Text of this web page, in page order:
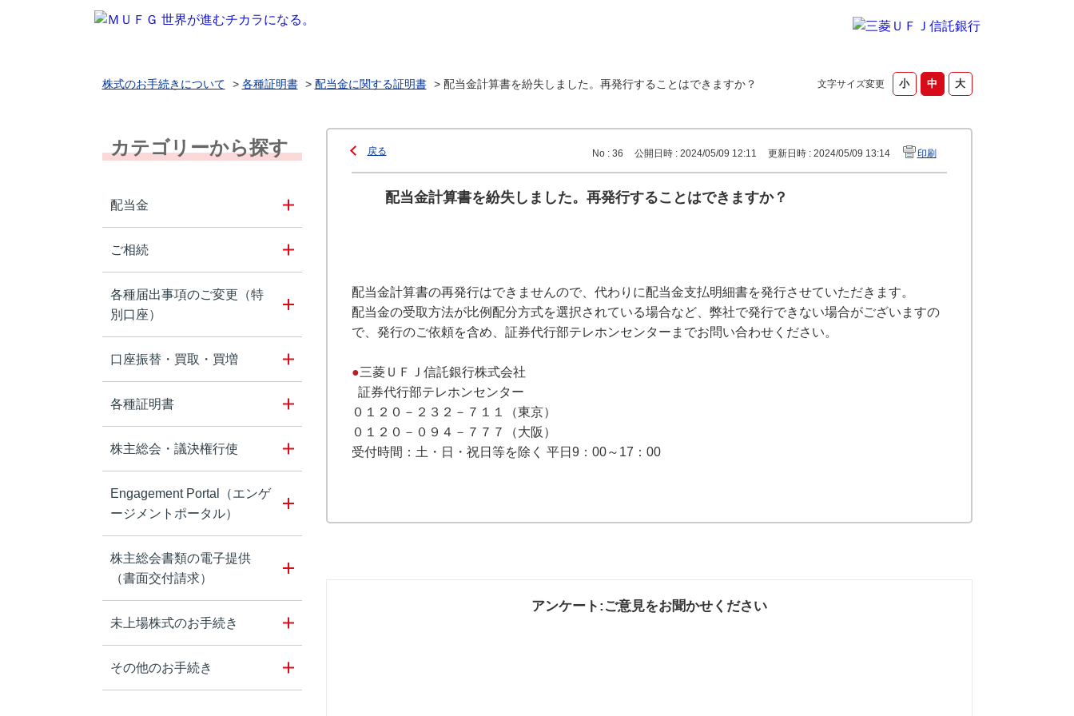
文字サイズ変更
株式のお手続きについて > 各種証明書 > 配当金に関する証明書 > 配当金計算書を紛失しました。再発行することはできますか？
カテゴリーから探す
配当金
ご相続
各種届出事項のご変更（特
別口座）
口座振替・買取・買増
各種証明書
株主総会・議決権行使
Engagement Portal（エンゲ
ージメントポータル）
株主総会書類の電子提供
（書面交付請求）
未上場株式のお手続き
その他のお手続き
戻る No : 36 公開日時 : 2024/05/09 12:11 更新日時 : 2024/05/09 13:14 印刷
配当金計算書を紛失しました。再発行することはできますか？
配当金計算書の再発行はできませんので、代わりに配当金支払明細書を発行させていただきます。
配当金の受取方法が比例配分方式を選択されている場合など、弊社で発行できない場合がございますの
で、発行のご依頼を含め、証券代行部テレホンセンターまでお問い合わせください。
●三菱ＵＦＪ信託銀行株式会社
証券代行部テレホンセンター
０１２０－２３２－７１１（東京）
０１２０－０９４－７７７（大阪）
受付時間：土・日・祝日等を除く 平日9：00～17：00
アンケート:ご意見をお聞かせください